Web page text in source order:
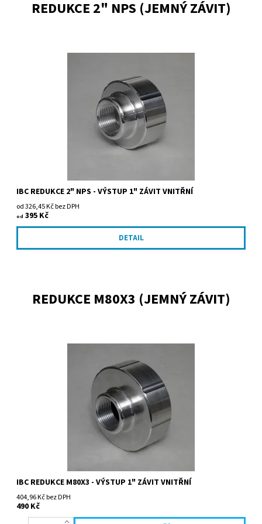
REDUKCE 2" NPS (JEMNÝ ZÁVIT)
IBC REDUKCE 2" NPS - VÝSTUP 1" ZÁVIT VNITŘNÍ
od 326,45 Kč bez DPH
od 395 Kč
DETAIL
REDUKCE M80X3 (JEMNÝ ZÁVIT)
IBC REDUKCE M80X3 - VÝSTUP 1" ZÁVIT VNITŘNÍ
404,96 Kč bez DPH
490 Kč